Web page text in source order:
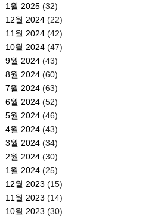
1월 2025(32)
12월 2024(22)
11월 2024(42)
10월 2024(47)
9월 2024(43)
8월 2024(60)
7월 2024(63)
6월 2024(52)
5월 2024(46)
4월 2024(43)
3월 2024(34)
2월 2024(30)
1월 2024(25)
12월 2023 (15)
11월 2023 (14)
10월 2023 (30)